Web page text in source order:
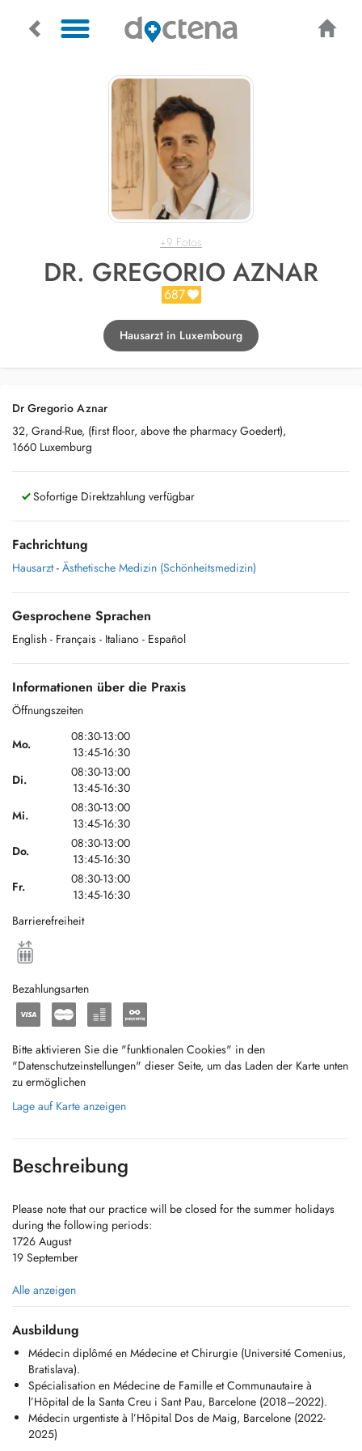
+9 Fotos
DR. GREGORIO AZNAR
687
Hausarzt in Luxembourg
Dr Gregorio Aznar
32, Grand-Rue, (first floor, above the pharmacy Goedert),
1660 Luxemburg
Sofortige Direktzahlung verfügbar
Fachrichtung
Hausarzt - Ästhetische Medizin (Schönheitsmedizin)
Gesprochene Sprachen
English - Français - Italiano - Español
Informationen über die Praxis
Öffnungszeiten
Mo.
08:30-13:00
13:45-16:30
Di.
08:30-13:00
13:45-16:30
Mi.
08:30-13:00
13:45-16:30
Do.
08:30-13:00
13:45-16:30
Fr.
08:30-13:00
13:45-16:30
Barrierefreiheit
Bezahlungsarten
Bitte aktivieren Sie die "funktionalen Cookies" in den
"Datenschutzeinstellungen" dieser Seite, um das Laden der Karte unten
zu ermöglichen
Lage auf Karte anzeigen
Beschreibung
Please note that our practice will be closed for the summer holidays
during the following periods:
1726 August
19 September
Chers Patients,
Je suis médecin généraliste et je propose une prise en charge
médicale complète pour les adultes et les enfants. Mon activité est
centrée sur la médecine préventive, la prise en charge des maladies
aiguës et chroniques, ainsi que sur des soins personnalisés.
Les consultations sont disponibles en anglais, français, espagnol et
italien.
Alle anzeigen
Ausbildung
Médecin diplômé en Médecine et Chirurgie (Université Comenius,
Bratislava).
Spécialisation en Médecine de Famille et Communautaire à
l’Hôpital de la Santa Creu i Sant Pau, Barcelone (2018–2022).
Médecin urgentiste à l’Hôpital Dos de Maig, Barcelone (2022-
2025)